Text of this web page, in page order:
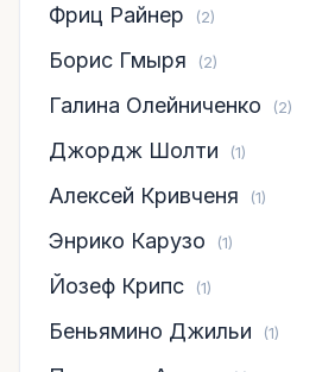
Фриц Райнер (2)
Борис Гмыря (2)
Галина Олейниченко (2)
Джордж Шолти (1)
Алексей Кривченя (1)
Энрико Карузо (1)
Йозеф Крипс (1)
Беньямино Джильи (1)